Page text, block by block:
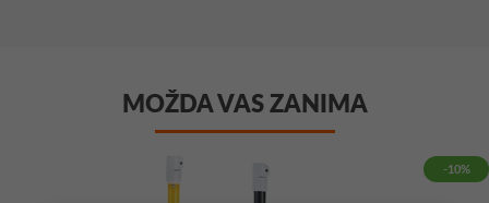
MOŽDA VAS ZANIMA
-10%